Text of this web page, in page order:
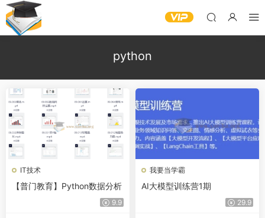
python
IT技术
【普门教育】Python数据分析
9.9
我要当学霸
AI大模型训练营1期
29.9